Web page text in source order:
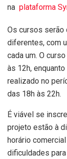
na plataforma
Os cursos
diferentes, com
cada um. O
às 12h,
realizado no
das 18h às 22h.
É viável se
projeto estão à
horário
dificuldades